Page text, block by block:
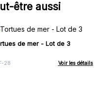
être aussi
de mer - Lot de 3
28 Voir les détails